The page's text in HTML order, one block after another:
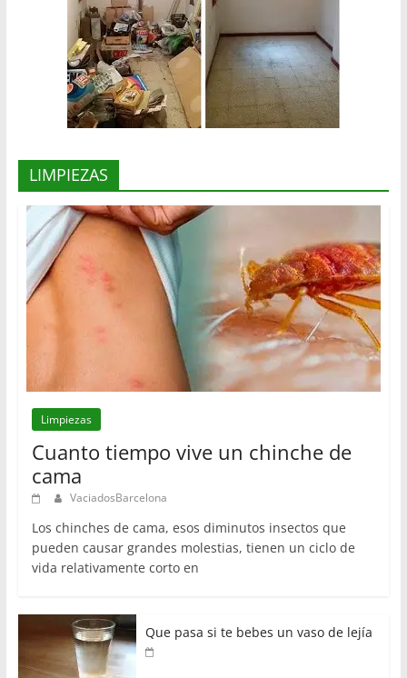
LIMPIEZAS
Limpiezas
Cuanto tiempo vive un chinche de
cama
VaciadosBarcelona
Los chinches de cama, esos diminutos insectos que
pueden causar grandes molestias, tienen un ciclo de
vida relativamente corto en
Que pasa si te bebes un vaso de lejía